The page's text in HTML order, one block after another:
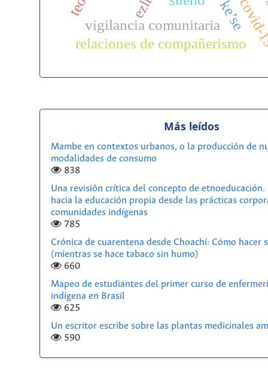
vigilancia comunitaria
relaciones de compañerismo
ke’se
Más leídos
Mambe en contextos urbanos, o la producción de
modalidades de consumo
838
Una revisión crítica del concepto de etnoeducación.
hacia la educación propia desde las prácticas
comunidades indígenas
785
Crónica de cuarentena desde Choachí: Cómo hacer
(mientras se hace tabaco sin humo)
660
Mapeo de estudiantes del primer curso de
indígena en Brasil
625
Un escritor escribe sobre las plantas medicinales
590